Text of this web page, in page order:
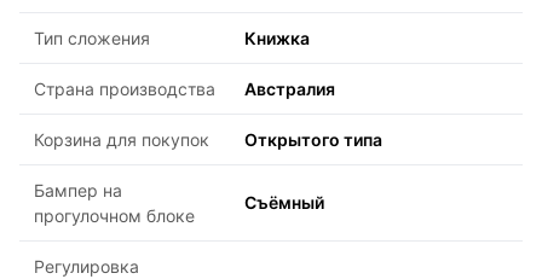
Тип сложения Книжка
Страна производства Австралия
Корзина для покупок Открытого типа
Бампер на
прогулочном блоке
Съёмный
Регулировка